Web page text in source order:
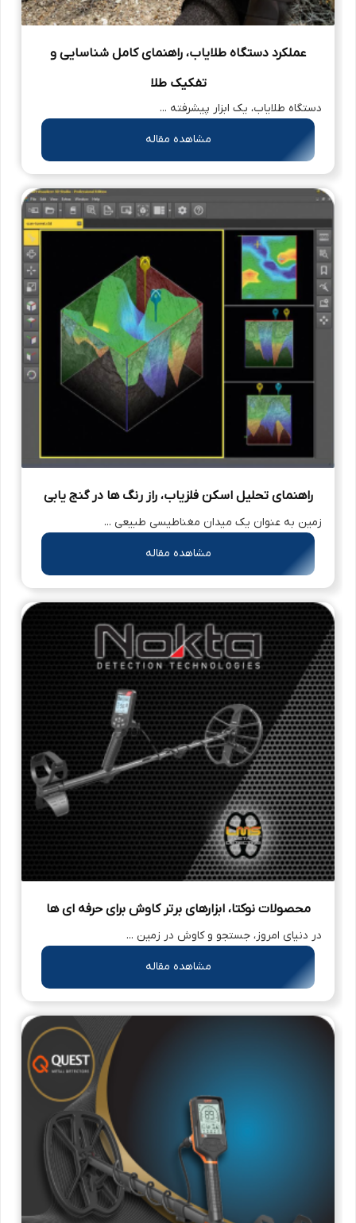
عملکرد دستگاه طلایاب، راهنمای کامل شناسایی و
تفکیک طلا
دستگاه طلایاب، یک ابزار پیشرفته ...
مشاهده مقاله
راهنمای تحلیل اسکن فلزیاب، راز رنگ‌ ها در گنج‌ یابی
زمین به عنوان یک میدان مغناطیسی طبیعی ...
مشاهده مقاله
محصولات نوکتا، ابزارهای برتر کاوش برای حرفه‌ ای‌ ها
در دنیای امروز، جستجو و کاوش در زمین ...
مشاهده مقاله